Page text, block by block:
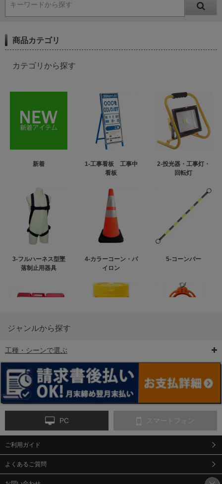
キーワードから探す
商品カテゴリ
カテゴリから探す
新着
1-工事看板 工事中
看板
2-投光器・工事灯・
回転灯
3-フルハーネス型墜
落制止用器具
4-カラーコーン・パ
イロン
5-コーンバー
6-矢印板/LED矢印板
ンス
9-点字マット・タイ
ジャンルから探す
工種・シーンで選ぶ
PC スマートフォン
ご利用ガイド
よくあるご質問